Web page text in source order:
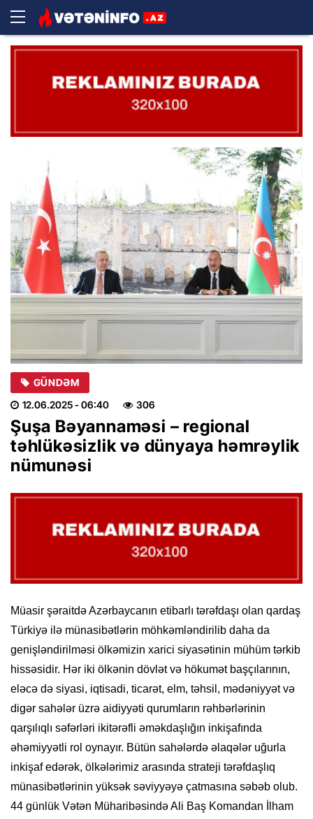
GÜNDƏM
12.06.2025- 06:40 306
Şuşa Bəyannaməsi – regional
təhlükəsizlik və dünyaya həmrəylik
nümunəsi
Müasir şəraitdə Azərbaycanın etibarlı tərəfdaşı olan qardaş
Türkiyə ilə münasibətlərin möhkəmləndirilib daha da
genişləndirilməsi ölkəmizin xarici siyasətinin mühüm tərkib
hissəsidir. Hər iki ölkənin dövlət və hökumət başçılarının,
eləcə də siyasi, iqtisadi, ticarət, elm, təhsil, mədəniyyət və
digər sahələr üzrə aidiyyəti qurumların rəhbərlərinin
qarşılıqlı səfərləri ikitərəfli əməkdaşlığın inkişafında
əhəmiyyətli rol oynayır. Bütün sahələrdə əlaqələr uğurla
inkişaf edərək, ölkələrimiz arasında strateji tərəfdaşlıq
münasibətlərinin yüksək səviyyəyə çatmasına səbəb olub.
44 günlük Vətən Müharibəsində Ali Baş Komandan İlham